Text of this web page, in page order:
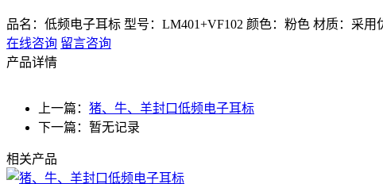
品名：低频电子耳标 型号：LM401+VF102 颜色：粉色 材质：采用
在线咨询 留言咨询
产品详情
上一篇： 猪、牛、羊封口低频电子耳标
下一篇：暂无记录
相关产品